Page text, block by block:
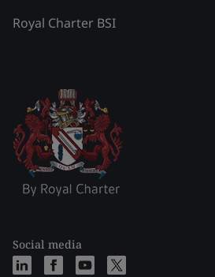
Royal Charter BSI
Social media